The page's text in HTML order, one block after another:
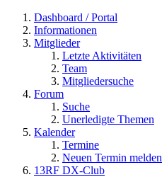
Dashboard / Portal
Informationen
Mitglieder
Letzte Aktivitäten
Team
Mitgliedersuche
Forum
Suche
Unerledigte Themen
Kalender
Termine
Neuen Termin melden
13RF DX-Club